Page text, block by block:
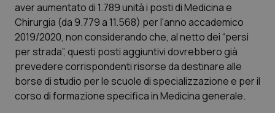
Studi e Analisi
Lettere al direttore
Edizioni Regionali
aver aumentato di 1.789 unità i posti di Medicina e
Chirurgia (da 9.779 a 11.568) per l'anno accademico
2019/2020, non considerando che, al netto dei “persi
per strada”, questi posti aggiuntivi dovrebbero già
prevedere corrispondenti risorse da destinare alle
borse di studio per le scuole di specializzazione e per il
corso di formazione specifica in Medicina generale.